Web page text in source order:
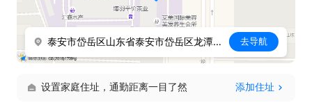
泰安市岱岳区山东省泰安市岱岳区龙潭南路名烟名酒礼品旁 去导航
设置家庭住址，通勤距离一目了然 添加住址